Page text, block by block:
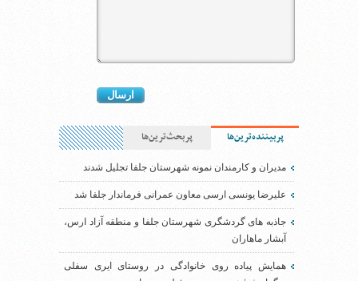
پربیننده‌ترین‌ها پربحث‌ترین‌ها
مدیران و کارمندان نمونه شهرستان جلفا تجلیل شدند
علیرضا یونسی ارسی معاون عمرانی فرماندار جلفا شد
جاذبه های گردشگری شهرستان جلفا و منطقه آزاد ارس،
آبشار ماهاران
همایش پیاده روی خانوادگی در روستای ایری سفلی